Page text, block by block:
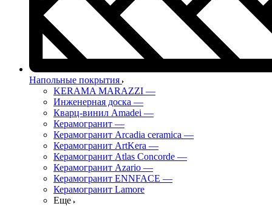
Напольные покрытия
KERAMA MARAZZI —
Инженерная доска —
Кварц-винил Amadei —
Керамогранит —
Керамогранит Arcadia ceramica —
Керамогранит ArtKera —
Керамогранит Atlas Concorde —
Керамогранит Azario —
Керамогранит ENNFACE —
Керамогранит Lamore
Еще